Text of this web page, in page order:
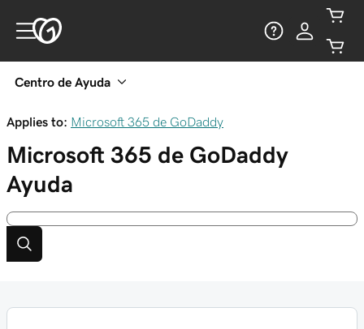
Centro de Ayuda
Applies to: Microsoft 365 de GoDaddy
Microsoft 365 de GoDaddy
Ayuda